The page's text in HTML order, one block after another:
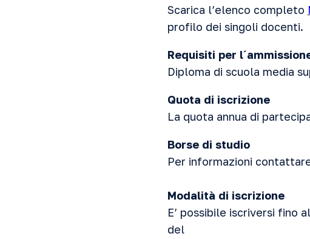
Scarica l’elenco completo
profilo dei singoli docenti.
Requisiti per
Diploma di scuola media
Quota di iscrizione
La quota annua di
Borse di studio
Per informazioni
Modalità di iscrizione
E’ possibile iscriversi fino
del